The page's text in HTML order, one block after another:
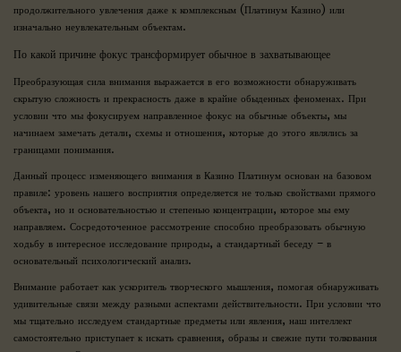
продолжительного увлечения даже к комплексным (Платинум Казино) или
изначально неувлекательным объектам.
По какой причине фокус трансформирует обычное в захватывающее
Преобразующая сила внимания выражается в его возможности обнаруживать
скрытую сложность и прекрасность даже в крайне обыденных феноменах. При
условии что мы фокусируем направленное фокус на обычные объекты, мы
начинаем замечать детали, схемы и отношения, которые до этого являлись за
границами понимания.
Данный процесс изменяющего внимания в Казино Платинум основан на базовом
правиле: уровень нашего восприятия определяется не только свойствами прямого
объекта, но и основательностью и степенью концентрации, которое мы ему
направляем. Сосредоточенное рассмотрение способно преобразовать обычную
ходьбу в интересное исследование природы, а стандартный беседу – в
основательный психологический анализ.
Внимание работает как ускоритель творческого мышления, помогая обнаруживать
удивительные связи между разными аспектами действительности. При условии что
мы тщательно исследуем стандартные предметы или явления, наш интеллект
самостоятельно приступает к искать сравнения, образы и свежие пути толкования